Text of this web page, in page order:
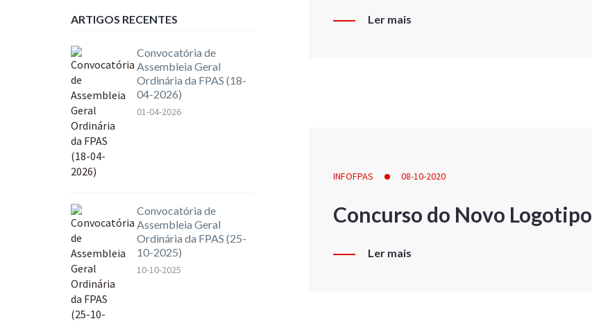
Ler mais
INFOFPAS 08-10-2020
Concurso do Novo Logotipo
Ler mais
ARTIGOS RECENTES
Convocatória de
Assembleia Geral
Ordinária da FPAS (18-
04-2026)
01-04-2026
Convocatória de
Assembleia Geral
Ordinária da FPAS (25-
10-2025)
10-10-2025